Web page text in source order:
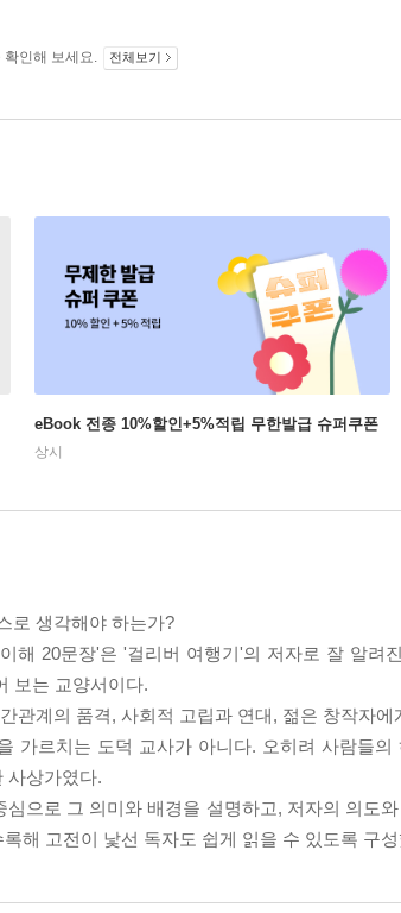
인해 보세요. 전체보기
eBook 전종 10%할인+5%적립 무한발급 슈퍼쿠폰
상시
로 생각해야 하는가?
해 20문장'은 '걸리버 여행기'의 저자로 잘 알려
보는 교양서이다.
관계의 품격, 사회적 고립과 연대, 젊은 창작자
가르치는 도덕 교사가 아니다. 오히려 사람들
사상가였다.
으로 그 의미와 배경을 설명하고, 저자의 의도
해 고전이 낯선 독자도 쉽게 읽을 수 있도록 구